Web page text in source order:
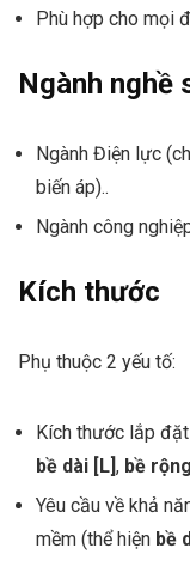
Phù hợp cho mọi
Ngành nghề
Ngành Điện lực
biến áp)..
Ngành công
Kích thước
Phụ thuộc 2 yếu tố:
Kích thước lắp
bề dài [L], bề
Yêu cầu về khả
mềm (thể hiện bề